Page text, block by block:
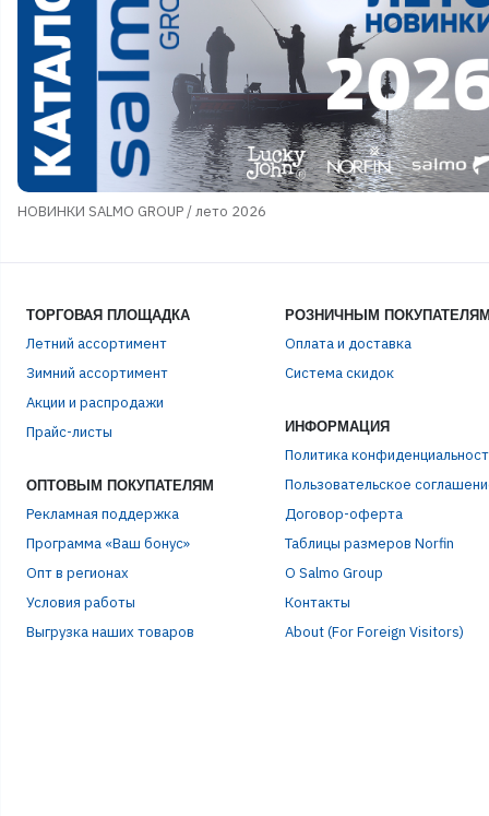
НОВИНКИ SALMO GROUP / лето 2026
ТОРГОВАЯ ПЛОЩАДКА
Летний ассортимент
Зимний ассортимент
Акции и распродажи
Прайс-листы
ОПТОВЫМ ПОКУПАТЕЛЯМ
Рекламная поддержка
Программа «Ваш бонус»
Опт в регионах
Условия работы
Выгрузка наших товаров
РОЗНИЧНЫМ
Оплата и доставка
Система скидок
ИНФОРМАЦИЯ
Политика
Пользовательское
Договор-оферта
Таблицы размеров Norfin
О Salmo Group
Контакты
About (For Foreign Visitors)